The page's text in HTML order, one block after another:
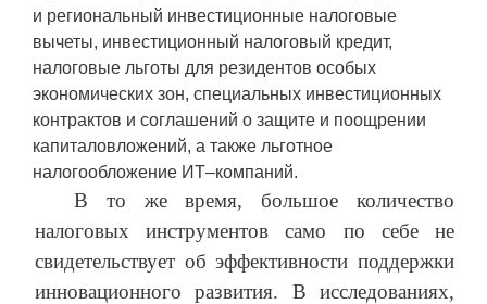
и региональный инвестиционные налоговые
вычеты, инвестиционный налоговый кредит,
налоговые льготы для резидентов особых
экономических зон, специальных инвестиционных
контрактов и соглашений о защите и поощрении
капиталовложений, а также льготное
налогообложение ИТ–компаний.
В то же время, большое количество
налоговых инструментов само по себе не
свидетельствует об эффективности поддержки
инновационного развития. В исследованиях,